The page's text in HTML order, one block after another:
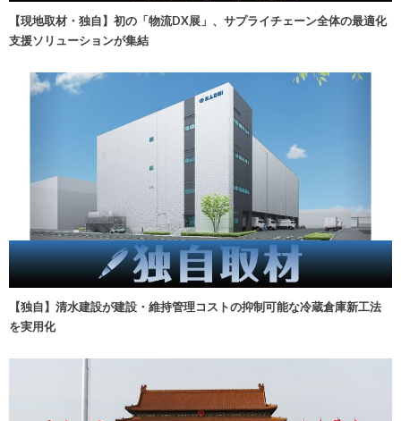
【現地取材・独自】初の「物流DX展」、サプライチェーン全体の最適化
支援ソリューションが集結
【独自】清水建設が建設・維持管理コストの抑制可能な冷蔵倉庫新工法
を実用化